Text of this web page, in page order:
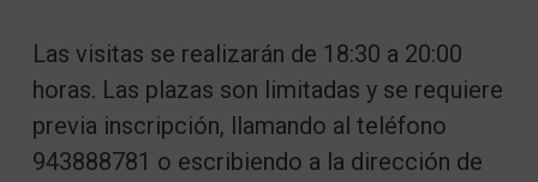
Las visitas se realizarán de 18:30 a 20:00
horas. Las plazas son limitadas y se requiere
previa inscripción, llamando al teléfono
943888781 o escribiendo a la dirección de